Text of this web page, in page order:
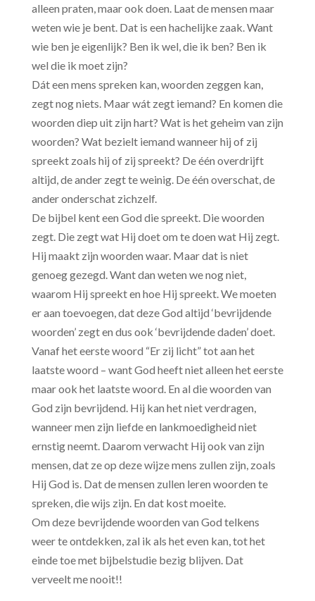
alleen praten, maar ook doen. Laat de mensen maar
weten wie je bent. Dat is een hachelijke zaak. Want
wie ben je eigenlijk? Ben ik wel, die ik ben? Ben ik
wel die ik moet zijn?
Dát een mens spreken kan, woorden zeggen kan,
zegt nog niets. Maar wát zegt iemand? En komen die
woorden diep uit zijn hart? Wat is het geheim van zijn
woorden? Wat bezielt iemand wanneer hij of zij
spreekt zoals hij of zij spreekt? De één overdrijft
altijd, de ander zegt te weinig. De één overschat, de
ander onderschat zichzelf.
De bijbel kent een God die spreekt. Die woorden
zegt. Die zegt wat Hij doet om te doen wat Hij zegt.
Hij maakt zijn woorden waar. Maar dat is niet
genoeg gezegd. Want dan weten we nog niet,
waarom Hij spreekt en hoe Hij spreekt. We moeten
er aan toevoegen, dat deze God altijd ‘bevrijdende
woorden’ zegt en dus ook ‘bevrijdende daden’ doet.
Vanaf het eerste woord “Er zij licht” tot aan het
laatste woord – want God heeft niet alleen het eerste
maar ook het laatste woord. En al die woorden van
God zijn bevrijdend. Hij kan het niet verdragen,
wanneer men zijn liefde en lankmoedigheid niet
ernstig neemt. Daarom verwacht Hij ook van zijn
mensen, dat ze op deze wijze mens zullen zijn, zoals
Hij God is. Dat de mensen zullen leren woorden te
spreken, die wijs zijn. En dat kost moeite.
Om deze bevrijdende woorden van God telkens
weer te ontdekken, zal ik als het even kan, tot het
einde toe met bijbelstudie bezig blijven. Dat
verveelt me nooit!!